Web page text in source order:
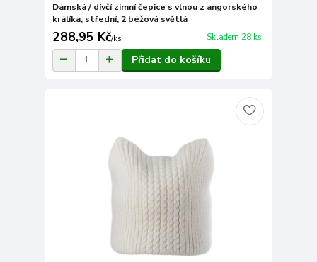
Dámská / dívčí zimní čepice s vlnou z angorského
králíka, střední, 2 béžová světlá
288,95 Kč/ks Skladem 28 ks
Přidat do košíku